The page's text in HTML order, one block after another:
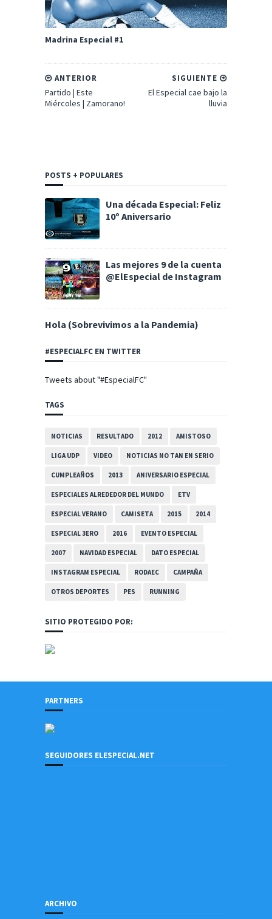
Madrina Especial #1
SIGUIENTE
El Especial cae bajo la
lluvia
ANTERIOR
Partido | Este
Miércoles | Zamorano!
POSTS + POPULARES
Una década Especial: Feliz
10º Aniversario
Las mejores 9 de la cuenta
@ElEspecial de Instagram
Hola (Sobrevivimos a la Pandemia)
#ESPECIALFC EN TWITTER
Tweets about "#EspecialFC"
TAGS
NOTICIAS RESULTADO 2012 AMISTOSO
LIGA UDP VIDEO NOTICIAS NO TAN EN SERIO
CUMPLEAÑOS 2013 ANIVERSARIO ESPECIAL
ESPECIALES ALREDEDOR DEL MUNDO ETV
ESPECIAL VERANO CAMISETA 2015 2014
ESPECIAL 3ERO 2016 EVENTO ESPECIAL
2007 NAVIDAD ESPECIAL DATO ESPECIAL
INSTAGRAM ESPECIAL RODAEC CAMPAÑA
OTROS DEPORTES PES RUNNING
SITIO PROTEGIDO POR:
PARTNERS
SEGUIDORES ELESPECIAL.NET
ARCHIVO